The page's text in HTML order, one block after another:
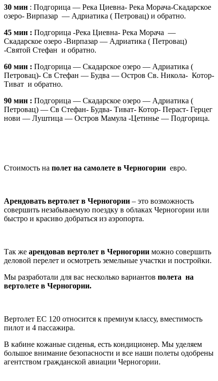
30 мин : Подгорица — Река Циевна- Река Морача-Скадарское
озеро- Вирпазар — Адриатика ( Петровац) и обратно.
45 мин : Подгорица -Река Циевна- Река Морача —
Скадарское озеро -Вирпазар — Адриатика ( Петровац)
-Святой Стефан и обратно.
60 мин : Подгорица — Скадарское озеро — Адриатика (
Петровац)- Св Стефан — Будва — Остров Св. Никола- Котор-
Тиват и обратно.
90 мин : Подгорица — Скадарское озеро — Адриатика (
Петровац) — Св Стефан- Будва- Тиват- Котор- Пераст- Герцег
нови — Луштица — Остров Мамула -Цетинье — Подгорица.
Стоимость на полет на самолете в Черногории евро.
Арендовать вертолет в Черногории – это возможность
совершить незабываемую поездку в облаках Черногории или
быстро и красиво добраться из аэропорта.
Так же арендовав вертолет в Черногории можно совершить
деловой перелет и осмотреть земельные участки и постройки.
Мы разработали для вас несколько вариантов полета на
вертолете в Черногории.
Вертолет EC 120 относится к премиум классу, вместимость
пилот и 4 пассажира.
В кабине кожаные сиденья, есть кондиционер. Мы уделяем
большое внимание безопасности и все наши полеты одобрены
агентством гражданской авиации Черногории.